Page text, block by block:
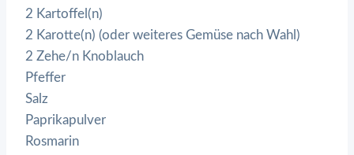
2 Kartoffel(n)
2 Karotte(n) (oder weiteres Gemüse nach Wahl)
2 Zehe/n Knoblauch
Pfeffer
Salz
Paprikapulver
Rosmarin